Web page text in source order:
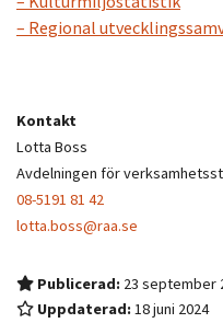
– Regional
Kontakt
Lotta Boss
Avdelningen för
08-5191 81 42
lotta.boss@raa.se
Publicerad: 23 september
Uppdaterad:18 juni 2024